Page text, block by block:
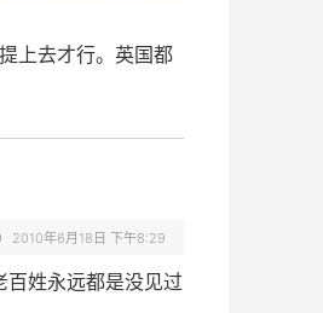
上去才行。英国都
2010年6月18日 下午8:29
姓永远都是没见过